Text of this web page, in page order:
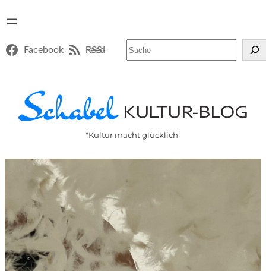
Facebook RSS-Feed
"Kultur macht glücklich"